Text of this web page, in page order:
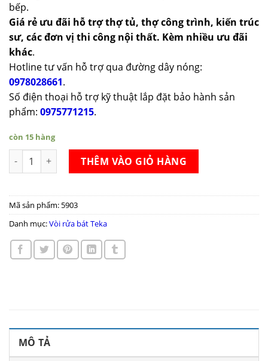
bếp.
Giá rẻ ưu đãi hỗ trợ thợ tủ, thợ công trình, kiến trúc
sư, các đơn vị thi công nội thất. Kèm nhiều ưu đãi
khác.
Hotline tư vấn hỗ trợ qua đường dây nóng:
0978028661.
Số điện thoại hỗ trợ kỹ thuật lắp đặt bảo hành sản
phẩm: 0975771215.
còn 15 hàng
Vòi rửa bát Teka FO 915 số lượng
THÊM VÀO GIỎ HÀNG
Mã sản phẩm: 5903
Danh mục:Vòi rửa bát Teka
MÔ TẢ